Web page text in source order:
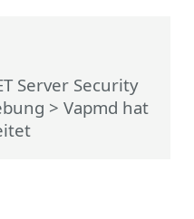
Server Security
> Vapmd hat